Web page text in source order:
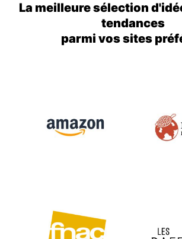
La meilleure sélection
tendances
parmi vos sites